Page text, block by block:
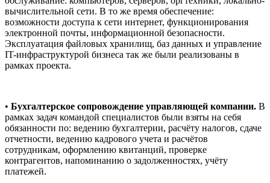
вычислительной сети. В то же время обеспечение:
возможности доступа к сети интернет, функционирования
электронной почты, информационной безопасности.
Эксплуатация файловых хранилищ, баз данных и управление
IT-инфраструктурой бизнеса так же были реализованы в
рамках проекта.
• Бухгалтерское сопровождение управляющей компании. В
рамках задач командой специалистов были взяты на себя
обязанности по: ведению бухгалтерии, расчёту налогов, сдаче
отчетности, ведению кадрового учета и расчётов
сотрудникам, оформлению квитанций, проверке
контрагентов, напоминанию о задолженностях, учёту
платежей.